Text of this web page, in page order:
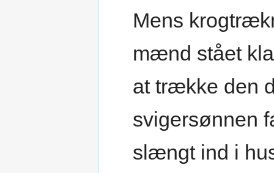
Mens
mænd stået
at trække den
svigersønnen
slængt ind i